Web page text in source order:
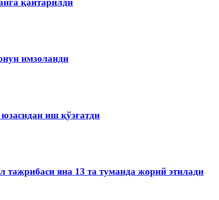
қайтарилди
имзоланди
иш қўзғатди
яна 13 та туманда жорий этилади